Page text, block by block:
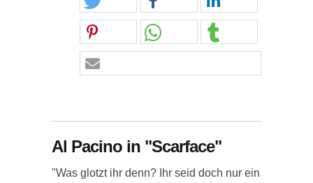
Al Pacino in "Scarface"
"Was glotzt ihr denn? Ihr seid doch nur ein